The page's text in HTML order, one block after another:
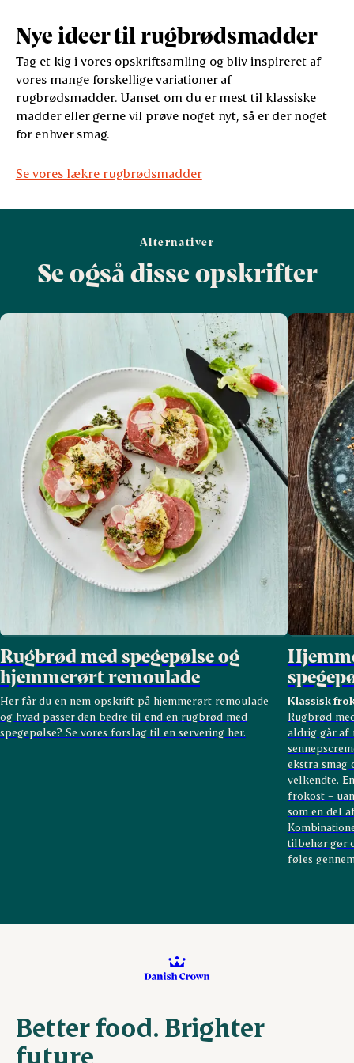
Nye ideer til rugbrødsmadder
Tag et kig i vores opskriftsamling og bliv inspireret af
vores mange forskellige variationer af
rugbrødsmadder. Uanset om du er mest til klassiske
madder eller gerne vil prøve noget nyt, så er der noget
for enhver smag.
Se vores lækre rugbrødsmadder
Alternativer
Se også disse opskrifter
Rugbrød med spegepølse og
hjemmerørt remoulade
Her får du en nem opskrift på hjemmerørt remoulade -
og hvad passer den bedre til end en rugbrød med
spegepølse? Se vores forslag til en servering her.
Klassisk
Rugbrød
aldrig går af
ekstra smag
velkendte.
frokost –
som en del
tilbehør gør
føles
Better food. Brighter
future